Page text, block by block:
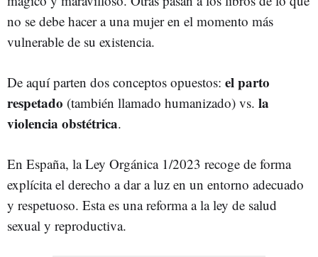
no se debe hacer a una mujer en el momento más
vulnerable de su existencia.
De aquí parten dos conceptos opuestos: el parto
respetado (también llamado humanizado) vs. la
violencia obstétrica.
En España, la Ley Orgánica 1/2023 recoge de forma
explícita el derecho a dar a luz en un entorno adecuado
y respetuoso. Esta es una reforma a la ley de salud
sexual y reproductiva.